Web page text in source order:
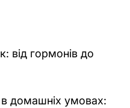
від гормонів до
домашніх умовах: